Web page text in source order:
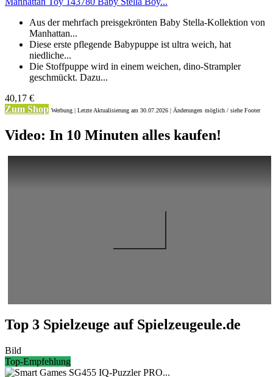
Aus der mehrfach preisgekrönten Baby Stella-Kollektion von
Manhattan...
Diese erste pflegende Babypuppe ist ultra weich, hat
niedliche...
Die Stoffpuppe wird in einem weichen, dino-Strampler
geschmückt. Dazu...
40,17 €
Zum Shop Werbung | Letzte Aktualisierung am 30.07.2026 | Änderungen möglich / siehe Footer
Video: In 10 Minuten alles kaufen!
Top 3 Spielzeuge auf Spielzeugeule.de
Bild
Top-Empfehlung